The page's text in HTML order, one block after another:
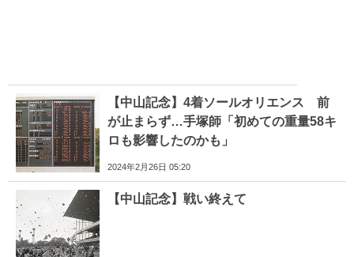
【中山記念】4着ソールオリエンス 前
が止まらず…手塚師「初めての重量58キ
ロも影響したのかも」
2024年2月26日 05:20
【中山記念】戦い終えて